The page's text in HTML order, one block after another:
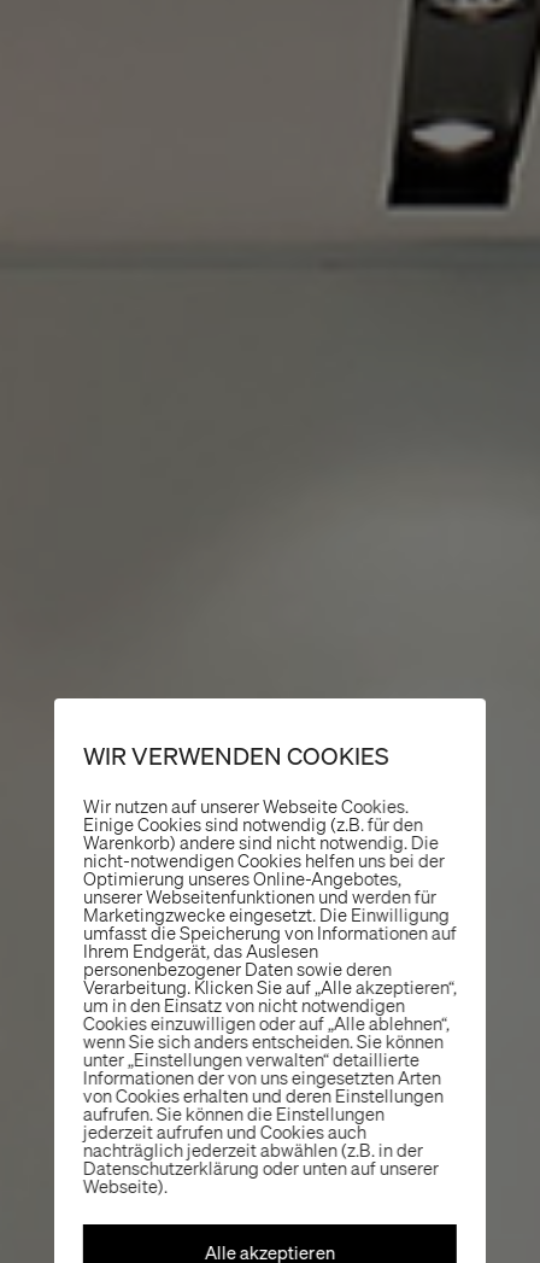
WIR VERWENDEN COOKIES
Wir nutzen auf unserer Webseite Cookies.
Einige Cookies sind notwendig (z.B. für den
Warenkorb) andere sind nicht notwendig. Die
nicht-notwendigen Cookies helfen uns bei der
Optimierung unseres Online-Angebotes,
unserer Webseitenfunktionen und werden für
Marketingzwecke eingesetzt. Die Einwilligung
umfasst die Speicherung von Informationen auf
Ihrem Endgerät, das Auslesen
personenbezogener Daten sowie deren
Verarbeitung. Klicken Sie auf „Alle akzeptieren“,
um in den Einsatz von nicht notwendigen
Cookies einzuwilligen oder auf „Alle ablehnen“,
wenn Sie sich anders entscheiden. Sie können
unter „Einstellungen verwalten“ detaillierte
Informationen der von uns eingesetzten Arten
von Cookies erhalten und deren Einstellungen
aufrufen. Sie können die Einstellungen
jederzeit aufrufen und Cookies auch
nachträglich jederzeit abwählen (z.B. in der
Datenschutzerklärung oder unten auf unserer
Webseite).
Alle akzeptieren